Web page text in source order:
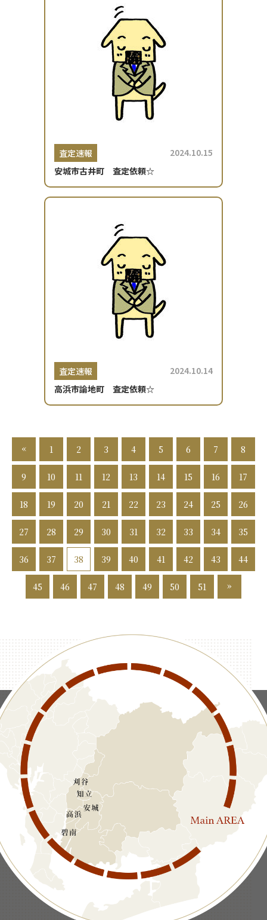
査定速報
2024.10.15
安城市古井町 査定依頼☆
査定速報
2024.10.14
高浜市論地町 査定依頼☆
« 1 2 3 4 5 6 7 8
9 10 11 12 13 14 15 16 17
18 19 20 21 22 23 24 25 26
27 28 29 30 31 32 33 34 35
36 37 38 39 40 41 42 43 44
45 46 47 48 49 50 51 »